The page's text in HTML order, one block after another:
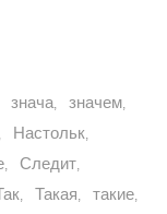
знача, значем,
, Настольк,
, Следит,
, Такая, такие,